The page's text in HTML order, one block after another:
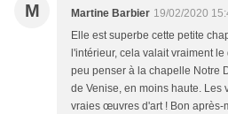
M Martine Barbier 19/02/2020
Elle est superbe cette petite
l'intérieur, cela valait vraiment
peu penser à la chapelle Notre
de Venise, en moins haute. Les
vraies œuvres d'art ! Bon après-